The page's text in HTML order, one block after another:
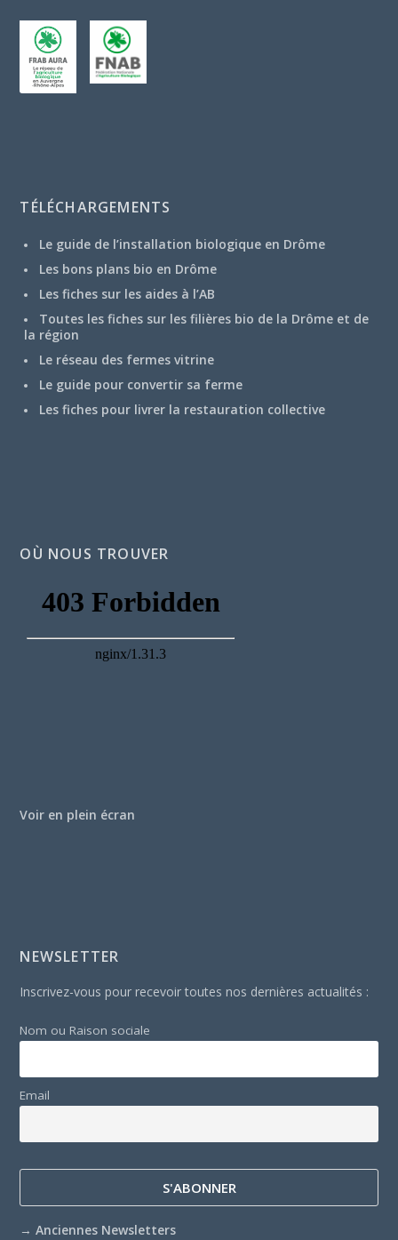
TÉLÉCHARGEMENTS
Le guide de l’installation biologique en Drôme
Les bons plans bio en Drôme
Les fiches sur les aides à l’AB
Toutes les fiches sur les filières bio de la Drôme et de
la région
Le réseau des fermes vitrine
Le guide pour convertir sa ferme
Les fiches pour livrer la restauration collective
OÙ NOUS TROUVER
Voir en plein écran
NEWSLETTER
Inscrivez-vous pour recevoir toutes nos dernières actualités :
Nom ou Raison sociale
Email
→Anciennes Newsletters